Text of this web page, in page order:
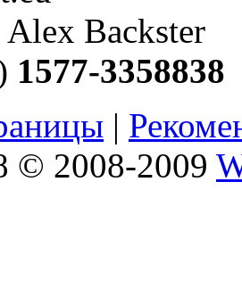
Backster
1577-3358838
|
© 2008-2009